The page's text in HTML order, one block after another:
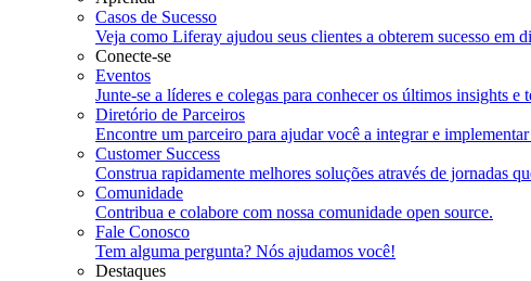
Casos de Sucesso
Veja como Liferay ajudou seus clientes a obterem sucesso em
Conecte-se
Eventos
Junte-se a líderes e colegas para conhecer os últimos insights e
Diretório de Parceiros
Encontre um parceiro para ajudar você a integrar e
Customer Success
Construa rapidamente melhores soluções através de jornadas
Comunidade
Contribua e colabore com nossa comunidade open source.
Fale Conosco
Tem alguma pergunta? Nós ajudamos você!
Destaques